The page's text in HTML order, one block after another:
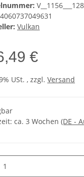
4060737049631
Vulkan
€
USt. , zzgl. Versand
ca. 3 Wochen (DE -